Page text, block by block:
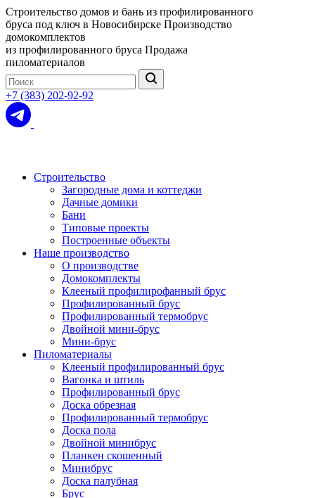
Строительство домов и бань из профилированного
бруса под ключ в Новосибирске Производство
домокомплектов
из профилированного бруса Продажа
пиломатериалов
+7 (383) 202-92-92
Строительство
Загородные дома и коттеджи
Дачные домики
Бани
Типовые проекты
Построенные объекты
Наше производство
О производстве
Домокомплекты
Клееный профилирофанный брус
Профилированный брус
Профилированный термобрус
Двойной мини-брус
Мини-брус
Пиломатериалы
Клееный профилированный брус
Вагонка и штиль
Профилированный брус
Доска обрезная
Профилированный термобрус
Доска пола
Двойной минибрус
Планкен скошенный
Минибрус
Доска палубная
Брус